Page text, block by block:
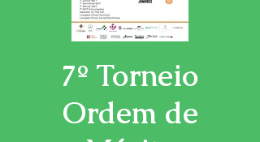
7º Torneio
Ordem de